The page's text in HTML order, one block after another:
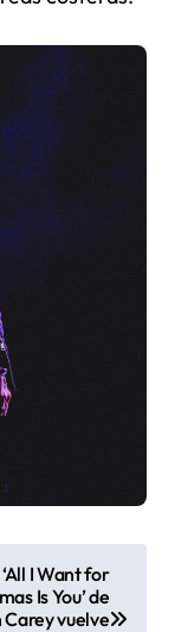
‘All I Want for
Is You’ de
vuelve